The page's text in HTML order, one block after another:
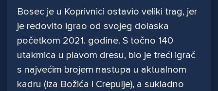
Bosec je u Koprivnici ostavio veliki trag, jer
je redovito igrao od svojeg dolaska
početkom 2021. godine. S točno 140
utakmica u plavom dresu, bio je treći igrač
s najvećim brojem nastupa u aktualnom
kadru (iza Božića i Crepulje), a sukladno